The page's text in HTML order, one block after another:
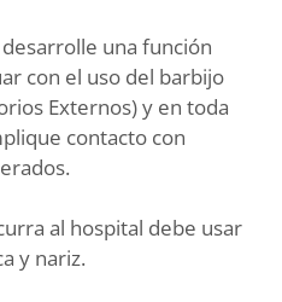
una función
con el uso del barbijo
Externos) y en toda
contacto con
al hospital debe usar
y nariz.